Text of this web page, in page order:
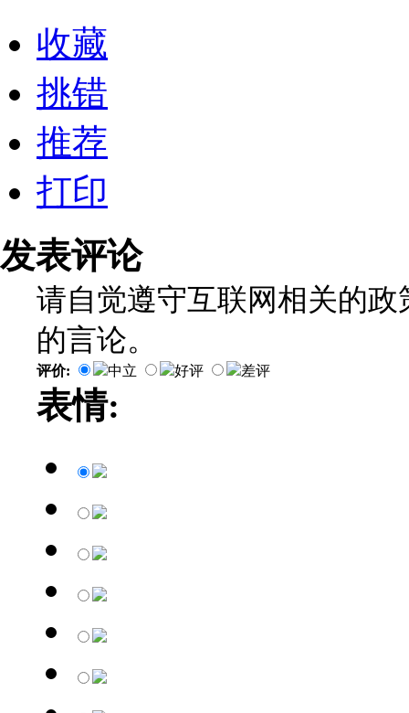
收藏
挑错
推荐
打印
发表评论
请自觉遵守互联网相关的
的言论。
评价: 中立 好评 差评
表情: